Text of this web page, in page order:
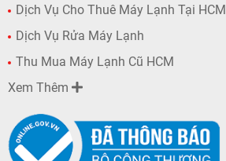
Dịch Vụ Cho Thuê Máy Lạnh Tại HCM
Dịch Vụ Rửa Máy Lạnh
Thu Mua Máy Lạnh Cũ HCM
Xem Thêm